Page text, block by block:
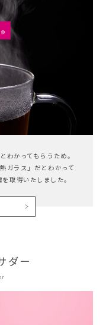
わかってもらうため。
ガラス」だとわかって
を取得いたしました。
ダー